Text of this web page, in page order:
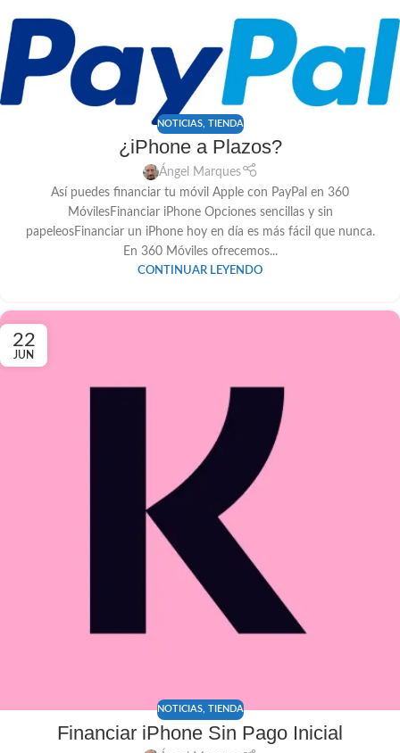
NOTICIAS, TIENDA
¿iPhone a Plazos?
Ángel Marques
Así puedes financiar tu móvil Apple con PayPal en 360
MóvilesFinanciar iPhone Opciones sencillas y sin
papeleosFinanciar un iPhone hoy en día es más fácil que nunca.
En 360 Móviles ofrecemos...
CONTINUAR LEYENDO
22
JUN
NOTICIAS, TIENDA
Financiar iPhone Sin Pago Inicial